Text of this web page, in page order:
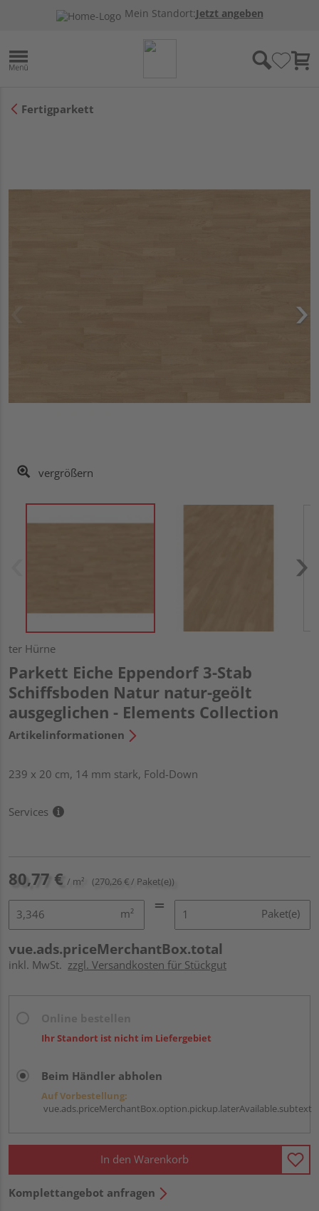
Mein Standort:Jetzt angeben
Fertigparkett
vergrößern
ter Hürne
Parkett Eiche Eppendorf 3-Stab
Schiffsboden Natur natur-geölt
ausgeglichen - Elements Collection
Artikelinformationen
239 x 20 cm, 14 mm stark, Fold-Down
Services
80,77 € / m² (270,26 € / Paket(e))
m² Paket(e)
vue.ads.priceMerchantBox.total
inkl. MwSt. zzgl. Versandkosten für Stückgut
Ihr Standort ist nicht im Liefergebiet
Beim Händler abholen
Auf Vorbestellung:
vue.ads.priceMerchantBox.option.pickup.laterAvailable.subtext
In den Warenkorb
Komplettangebot anfragen